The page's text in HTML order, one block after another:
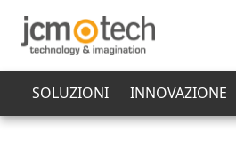
SOLUZIONI INNOVAZIONE